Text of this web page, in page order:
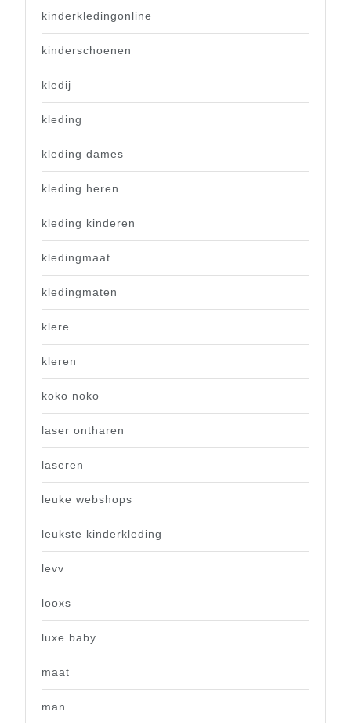
kinderkledingonline
kinderschoenen
kledij
kleding
kleding dames
kleding heren
kleding kinderen
kledingmaat
kledingmaten
klere
kleren
koko noko
laser ontharen
laseren
leuke webshops
leukste kinderkleding
levv
looxs
luxe baby
maat
man